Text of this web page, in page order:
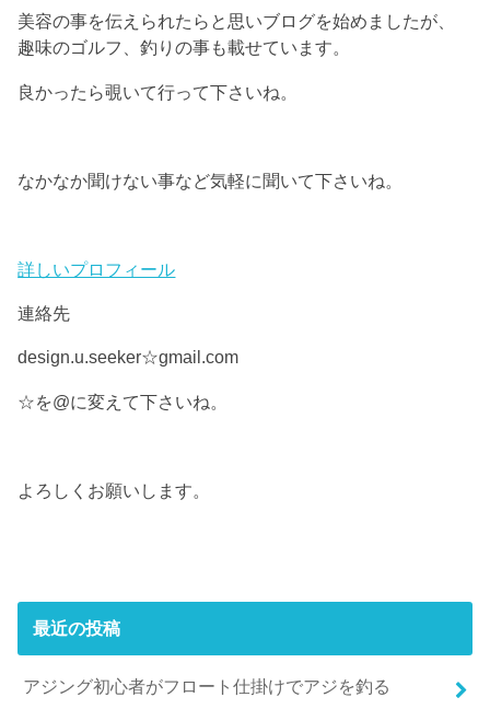
美容の事を伝えられたらと思いブログを始めましたが、
趣味のゴルフ、釣りの事も載せています。
良かったら覗いて行って下さいね。
なかなか聞けない事など気軽に聞いて下さいね。
詳しいプロフィール
連絡先
design.u.seeker☆gmail.com
☆を@に変えて下さいね。
よろしくお願いします。
最近の投稿
アジング初心者がフロート仕掛けでアジを釣る